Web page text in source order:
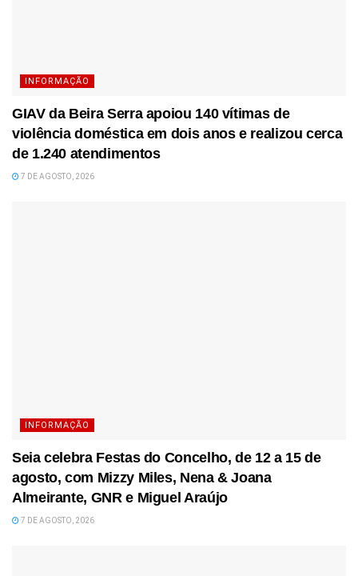
INFORMAÇÃO
GIAV da Beira Serra apoiou 140 vítimas de
violência doméstica em dois anos e realizou cerca
de 1.240 atendimentos
7 DE AGOSTO, 2026
INFORMAÇÃO
Seia celebra Festas do Concelho, de 12 a 15 de
agosto, com Mizzy Miles, Nena & Joana
Almeirante, GNR e Miguel Araújo
7 DE AGOSTO, 2026